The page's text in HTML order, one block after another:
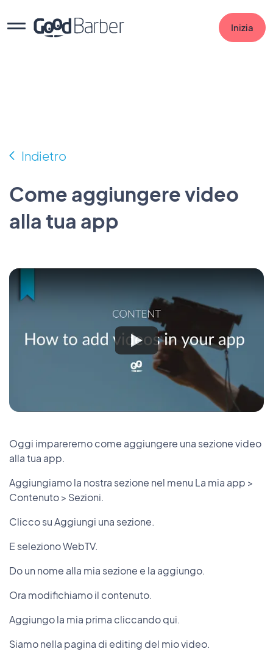
Inizia
Indietro
Come aggiungere video
alla tua app
Oggi impareremo come aggiungere una sezione video
alla tua app.
Aggiungiamo la nostra sezione nel menu La mia app >
Contenuto > Sezioni.
Clicco su Aggiungi una sezione.
E seleziono WebTV.
Do un nome alla mia sezione e la aggiungo.
Ora modifichiamo il contenuto.
Aggiungo la mia prima cliccando qui.
Siamo nella pagina di editing del mio video.